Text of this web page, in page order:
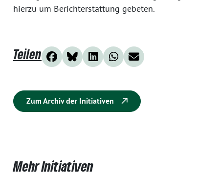
hierzu um Berichterstattung gebeten.
Teilen
Zum Archiv der Initiativen
Mehr Initiativen